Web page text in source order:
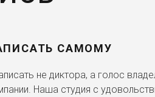
САМОМУ
не диктора, а голос
Наша студия с